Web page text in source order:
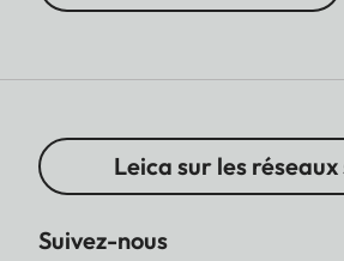
Leica sur les
Suivez-nous